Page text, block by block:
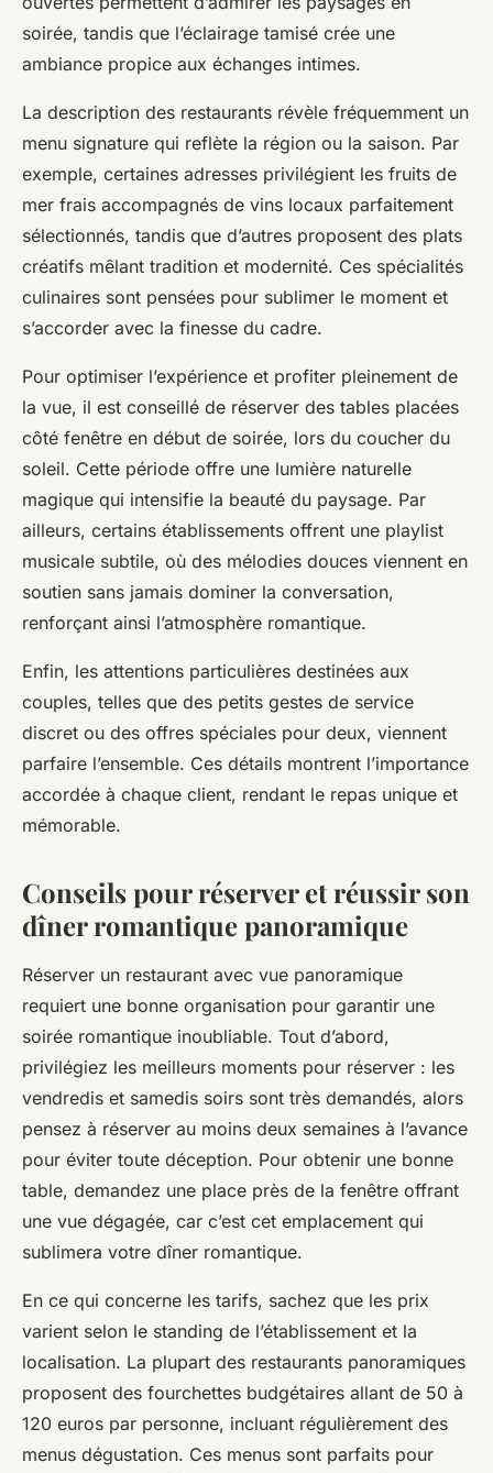
soirée, tandis que l’éclairage tamisé crée une
ambiance propice aux échanges intimes.
La description des restaurants révèle fréquemment un
menu signature qui reflète la région ou la saison. Par
exemple, certaines adresses privilégient les fruits de
mer frais accompagnés de vins locaux parfaitement
sélectionnés, tandis que d’autres proposent des plats
créatifs mêlant tradition et modernité. Ces spécialités
culinaires sont pensées pour sublimer le moment et
s’accorder avec la finesse du cadre.
Pour optimiser l’expérience et profiter pleinement de
la vue, il est conseillé de réserver des tables placées
côté fenêtre en début de soirée, lors du coucher du
soleil. Cette période offre une lumière naturelle
magique qui intensifie la beauté du paysage. Par
ailleurs, certains établissements offrent une playlist
musicale subtile, où des mélodies douces viennent en
soutien sans jamais dominer la conversation,
renforçant ainsi l’atmosphère romantique.
Enfin, les attentions particulières destinées aux
couples, telles que des petits gestes de service
discret ou des offres spéciales pour deux, viennent
parfaire l’ensemble. Ces détails montrent l’importance
accordée à chaque client, rendant le repas unique et
mémorable.
Conseils pour réserver et réussir son
dîner romantique panoramique
Réserver un restaurant avec vue panoramique
requiert une bonne organisation pour garantir une
soirée romantique inoubliable. Tout d’abord,
privilégiez les meilleurs moments pour réserver : les
vendredis et samedis soirs sont très demandés, alors
pensez à réserver au moins deux semaines à l’avance
pour éviter toute déception. Pour obtenir une bonne
table, demandez une place près de la fenêtre offrant
une vue dégagée, car c’est cet emplacement qui
sublimera votre dîner romantique.
En ce qui concerne les tarifs, sachez que les prix
varient selon le standing de l’établissement et la
localisation. La plupart des restaurants panoramiques
proposent des fourchettes budgétaires allant de 50 à
120 euros par personne, incluant régulièrement des
menus dégustation. Ces menus sont parfaits pour